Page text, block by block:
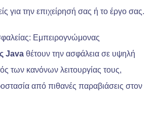
για την επιχείρησή σας ή το έργο σας.
Εμπειρογνώμονας
Java θέτουν την ασφάλεια σε υψηλή
των κανόνων λειτουργίας τους,
από πιθανές παραβιάσεις στον